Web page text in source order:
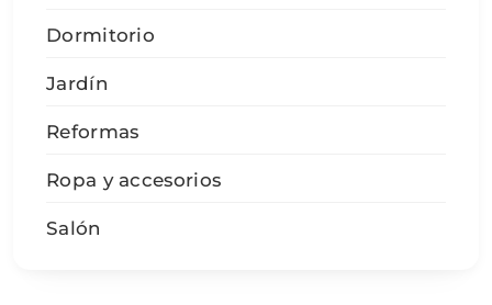
Dormitorio
Jardín
Reformas
Ropa y accesorios
Salón